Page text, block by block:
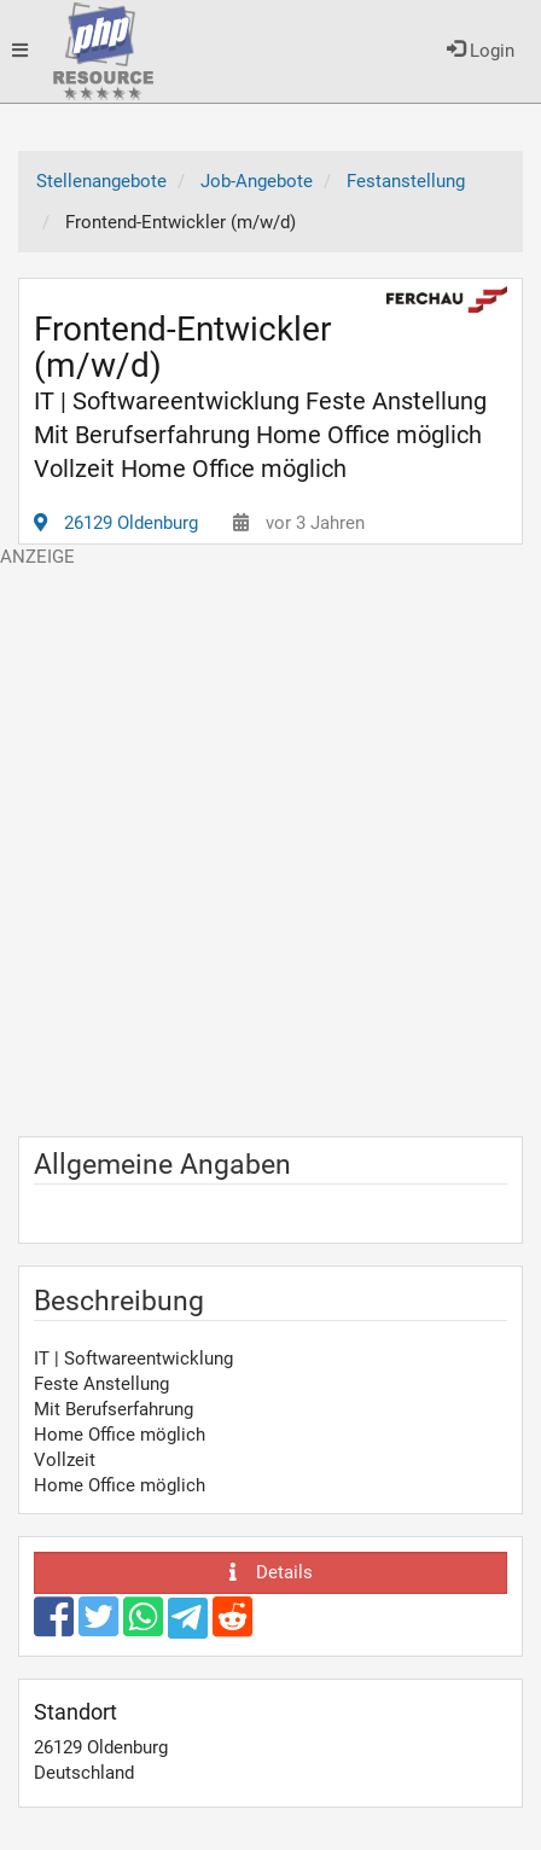
Login
Toggle
Stellenangebote
Job-Angebote
Festanstellung
Frontend-Entwickler (m/w/d)
Frontend-Entwickler
(m/w/d)
IT | Softwareentwicklung Feste Anstellung
Mit Berufserfahrung Home Office möglich
Vollzeit Home Office möglich
26129 Oldenburg vor 3 Jahren
Allgemeine Angaben
Beschreibung
IT | Softwareentwicklung
Feste Anstellung
Mit Berufserfahrung
Home Office möglich
Vollzeit
Home Office möglich
Details
Standort
26129 Oldenburg
Deutschland